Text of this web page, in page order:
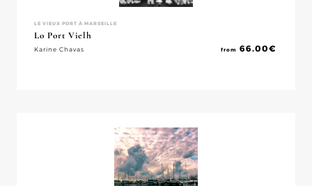
LE VIEUX PORT À MARSEILLE
Lo Port Vielh
Karine Chavas from 66.00€